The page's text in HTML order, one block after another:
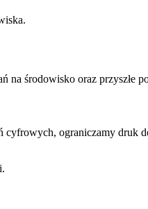
na środowisko oraz przyszłe
cyfrowych, ograniczamy druk